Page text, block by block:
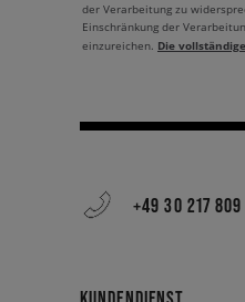
der Verarbeitung zu
Einschränkung der
einzureichen. Die
+49 30 217